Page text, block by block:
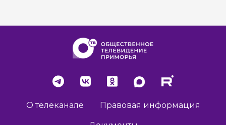
О телеканале Правовая информация